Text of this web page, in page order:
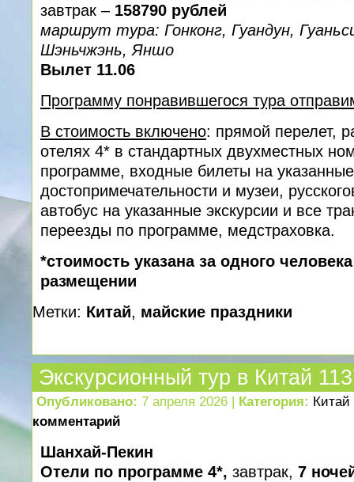
завтрак – 158790 рублей
маршрут тура: Гонконг, Гуандун,
Шэньчжэнь, Яншо
Вылет 11.06
Программу понравившегося тура
В стоимость включено: прямой перелет,
отелях 4* в стандартных двухместных
программе, входные билеты на указанные
достопримечательности и музеи,
автобус на указанные экскурсии и все
переезды по программе, медстраховка.
*стоимость указана за одного
размещении
Метки: Китай, майские праздники
Экскурсионный тур в Китай
Опубликовано: 7 апреля 2026 | Категория: Китай
комментарий
Шанхай-Пекин
Отели по программе 4*, завтрак, 7